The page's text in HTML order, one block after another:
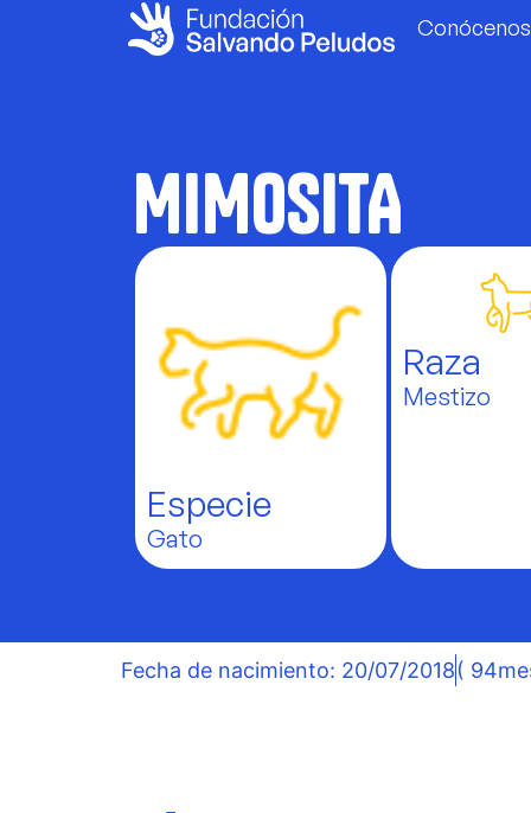
Conócenos
MIMOSITA
Especie
Gato
Raza
Mestizo
Fecha de nacimiento: 20/07/2018(